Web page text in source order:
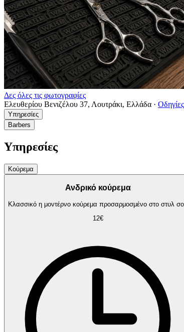
Δες όλες τις φωτογραφίες
Ελευθερίου Βενιζέλου 37, Λουτράκι, Ελλάδα · Οδηγίες
Υπηρεσίες
Barbers
Υπηρεσίες
Κούρεμα
Ανδρικό κούρεμα
Κλασσικό η μοντέρνο κούρεμα προσαρμοσμένο στο στυλ
12€